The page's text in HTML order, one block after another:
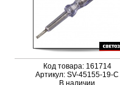
Код товара: 161714
Артикул: SV-45155-19-C